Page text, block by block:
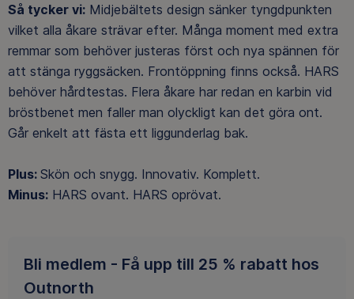
Så tycker vi: Midjebältets design sänker tyngdpunkten
vilket alla åkare strävar efter. Många moment med extra
remmar som behöver justeras först och nya spännen för
att stänga ryggsäcken. Frontöppning finns också. HARS
behöver hårdtestas. Flera åkare har redan en karbin vid
bröstbenet men faller man olyckligt kan det göra ont.
Går enkelt att fästa ett liggunderlag bak.
Plus: Skön och snygg. Innovativ. Komplett.
Minus: HARS ovant. HARS oprövat.
Bli medlem - Få upp till 25 % rabatt hos
Outnorth